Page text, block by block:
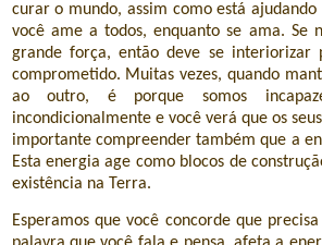
curar o mundo, assim como está
você ame a todos, enquanto se ama.
grande força, então deve se
comprometido. Muitas vezes, quando
ao outro, é porque somos
incondicionalmente e você verá que os
importante compreender também que a
Esta energia age como blocos de
existência na Terra.
Esperamos que você concorde que